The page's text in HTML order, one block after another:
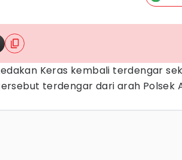
Keras kembali terdengar
terdengar dari arah Polsek